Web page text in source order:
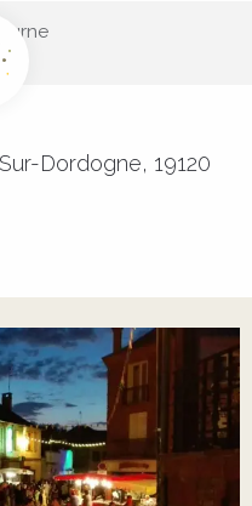
Dordogne, 19120